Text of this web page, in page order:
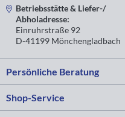
Betriebsstätte & Liefer-/
Abholadresse:
Einruhrstraße 92
D-41199 Mönchengladbach
Persönliche Beratung
Shop-Service